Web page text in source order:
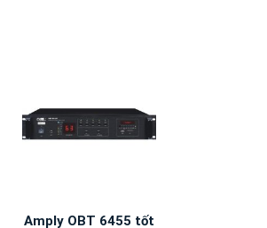
Amply OBT 6455 tốt